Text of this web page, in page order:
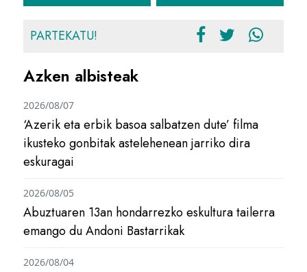
PARTEKATU!
Azken albisteak
‘Azerik eta erbik basoa salbatzen dute’ filma
ikusteko gonbitak astelehenean jarriko dira
eskuragai
2026/08/07
Abuztuaren 13an hondarrezko eskultura tailerra
emango du Andoni Bastarrikak
2026/08/05
2026/08/04